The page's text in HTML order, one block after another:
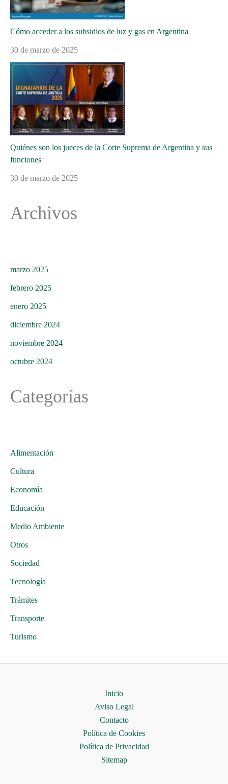
Cómo acceder a los subsidios de luz y gas en Argentina
30 de marzo de 2025
Quiénes son los jueces de la Corte Suprema de Argentina y sus
funciones
30 de marzo de 2025
Archivos
marzo 2025
febrero 2025
enero 2025
diciembre 2024
noviembre 2024
octubre 2024
Categorías
Alimentación
Cultura
Economía
Educación
Medio Ambiente
Otros
Sociedad
Tecnología
Trámites
Transporte
Turismo
Inicio
Aviso Legal
Contacto
Política de Cookies
Política de Privacidad
Sitemap